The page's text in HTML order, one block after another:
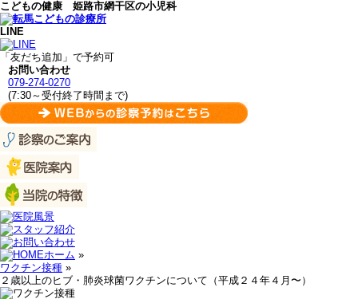
こどもの健康 姫路市網干区の小児科
LINE
「友だち追加」で予約可
お問い合わせ
079-274-0270
(7:30～受付終了時間まで)
ホーム »
ワクチン接種 »
２歳以上のヒブ・肺炎球菌ワクチンについて（平成２４年４月〜）